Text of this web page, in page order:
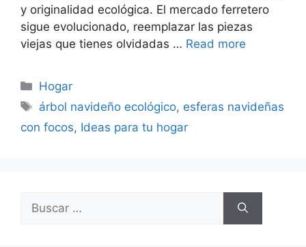
y originalidad ecológica. El mercado ferretero
sigue evolucionado, reemplazar las piezas
viejas que tienes olvidadas … Read more
Categorías
Hogar
Etiquetas
árbol navideño ecológico, esferas navideñas
con focos, Ideas para tu hogar
Buscar: